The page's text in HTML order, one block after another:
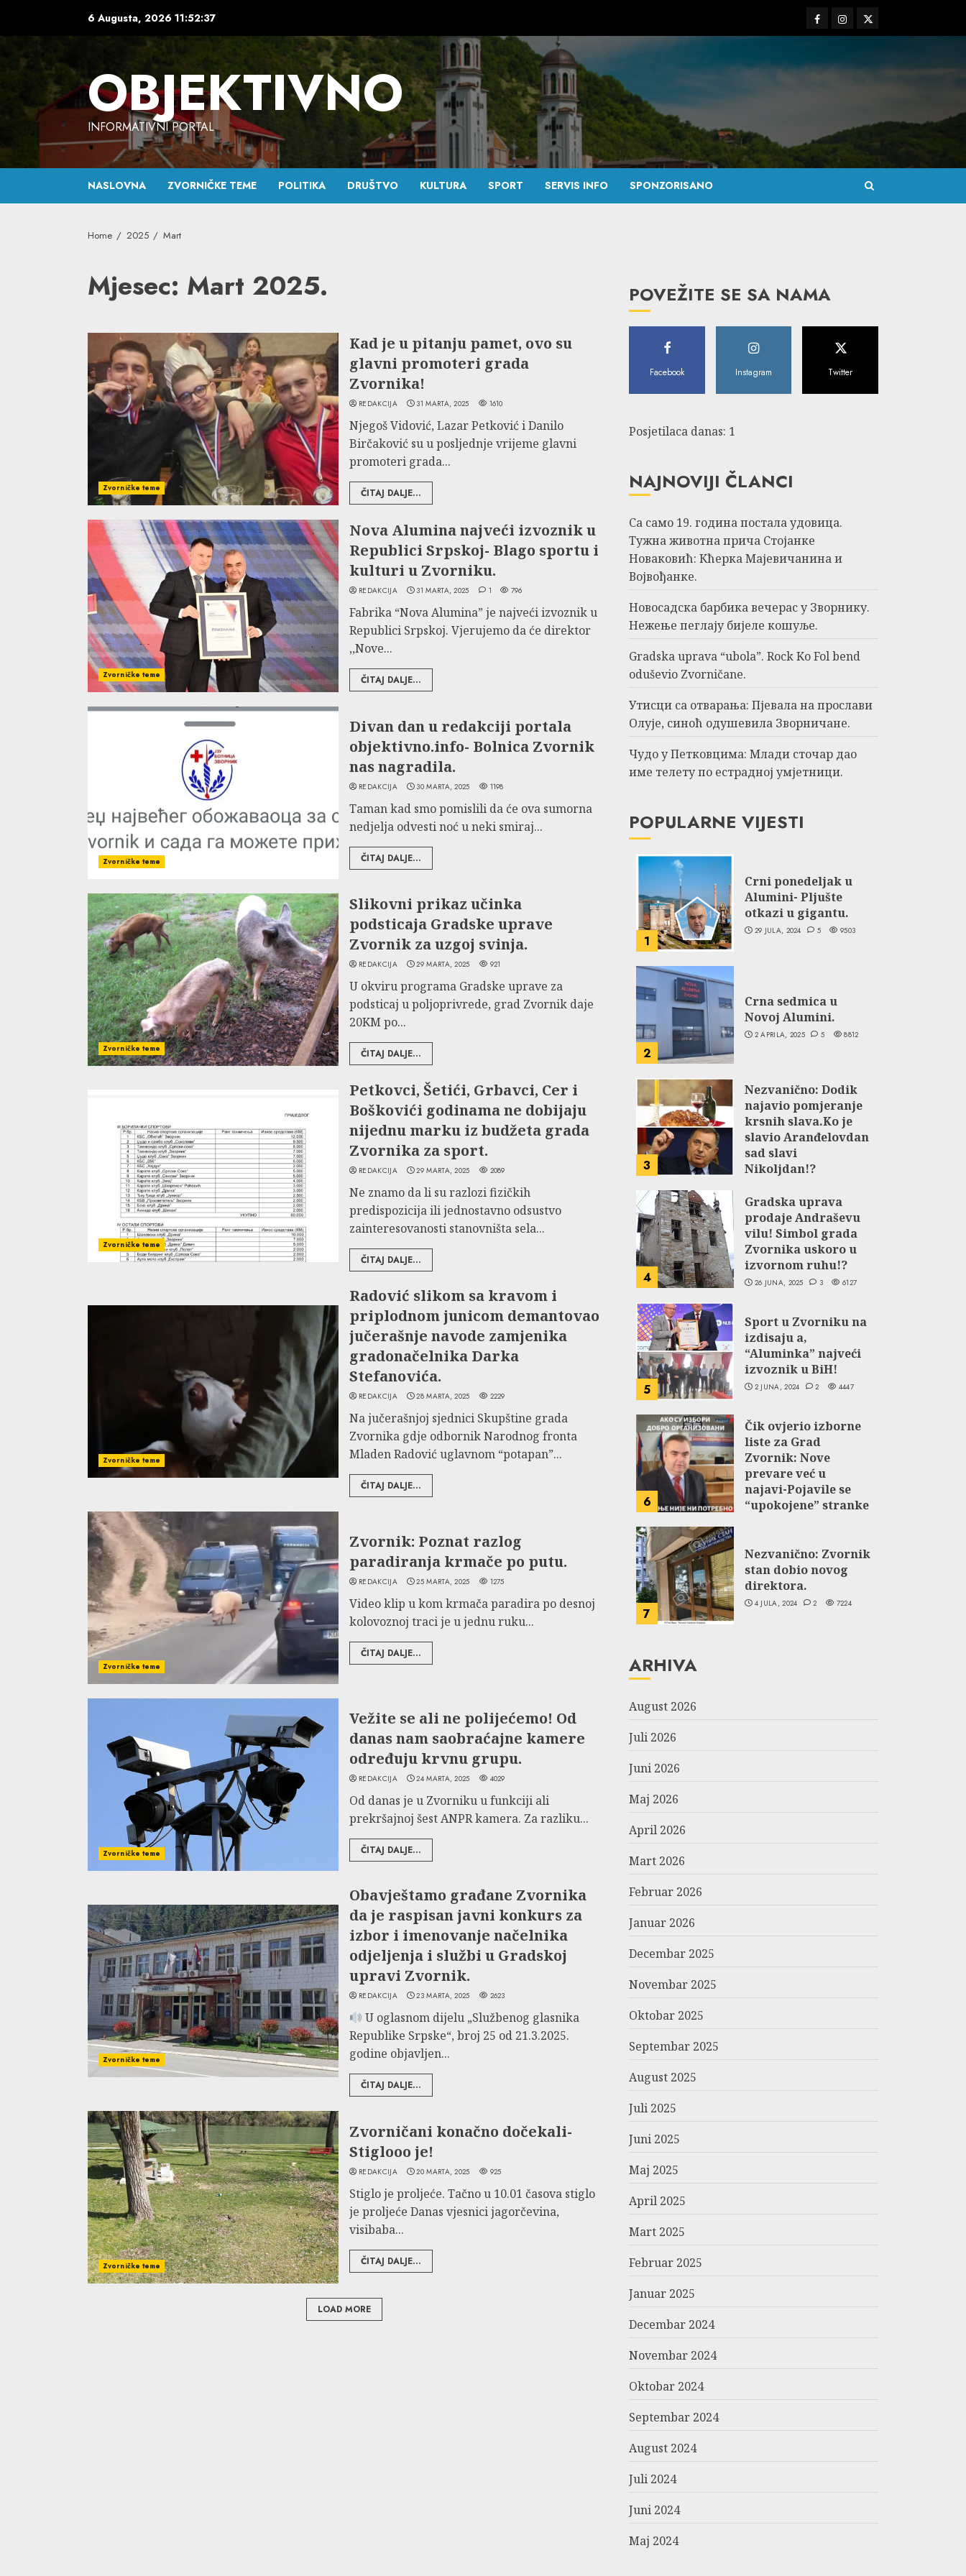
6 Augusta, 2026 11:52:38 FacebookInstagram
Twitter
OBJEKTIVNO
INFORMATIVNI PORTAL
NASLOVNA ZVORNIČKE TEME POLITIKA DRUŠTVO KULTURA SPORT SERVIS INFO SPONZORISANO
Home 2025 Mart
Mjesec: Mart 2025.
Zvorničke teme
Kad je u pitanju pamet, ovo su
glavni promoteri grada
Zvornika!
REDAKCIJA 31 MARTA, 2025 1610
Njegoš Vidović, Lazar Petković i Danilo
Birčaković su u posljednje vrijeme glavni
promoteri grada...
ČITAJ DALJE...
Zvorničke teme
Nova Alumina najveći izvoznik u
Republici Srpskoj- Blago sportu i
kulturi u Zvorniku.
REDAKCIJA 31 MARTA, 2025 1 796
Fabrika “Nova Alumina” je najveći izvoznik u
Republici Srpskoj. Vjerujemo da će direktor
,,Nove...
ČITAJ DALJE...
Zvorničke teme
Divan dan u redakciji portala
objektivno.info- Bolnica Zvornik
nas nagradila.
REDAKCIJA 30 MARTA, 2025 1198
Taman kad smo pomislili da će ova sumorna
nedjelja odvesti noć u neki smiraj...
ČITAJ DALJE...
Zvorničke teme
Slikovni prikaz učinka
podsticaja Gradske uprave
Zvornik za uzgoj svinja.
REDAKCIJA 29 MARTA, 2025 921
U okviru programa Gradske uprave za
podsticaj u poljoprivrede, grad Zvornik daje
20KM po...
ČITAJ DALJE...
Zvorničke teme
Petkovci, Šetići, Grbavci, Cer i
Boškovići godinama ne dobijaju
nijednu marku iz budžeta grada
Zvornika za sport.
REDAKCIJA 29 MARTA, 2025 2089
Ne znamo da li su razlozi fizičkih
predispozicija ili jednostavno odsustvo
zainteresovanosti stanovništa sela...
ČITAJ DALJE...
Zvorničke teme
Radović slikom sa kravom i
priplodnom junicom demantovao
jučerašnje navode zamjenika
gradonačelnika Darka
Stefanovića.
REDAKCIJA 28 MARTA, 2025 2229
Na jučerašnjoj sjednici Skupštine grada
Zvornika gdje odbornik Narodnog fronta
Mladen Radović uglavnom “potapan”...
ČITAJ DALJE...
Zvorničke teme
Zvornik: Poznat razlog
paradiranja krmače po putu.
REDAKCIJA 25 MARTA, 2025 1275
Video klip u kom krmača paradira po desnoj
kolovoznoj traci je u jednu ruku...
ČITAJ DALJE...
Zvorničke teme
Vežite se ali ne polijećemo! Od
danas nam saobraćajne kamere
određuju krvnu grupu.
REDAKCIJA 24 MARTA, 2025 4029
Od danas je u Zvorniku u funkciji ali
prekršajnoj šest ANPR kamera. Za razliku...
ČITAJ DALJE...
Zvorničke teme
Obavještamo građane Zvornika
da je raspisan javni konkurs za
izbor i imenovanje načelnika
odjeljenja i službi u Gradskoj
upravi Zvornik.
REDAKCIJA 23 MARTA, 2025 2623
U oglasnom dijelu „Službenog glasnika
Republike Srpske“, broj 25 od 21.3.2025.
godine objavljen...
ČITAJ DALJE...
Zvorničke teme
Zvorničani konačno dočekali-
Stiglooo je!
REDAKCIJA 20 MARTA, 2025 925
Stiglo je proljeće. Tačno u 10.01 časova stiglo
je proljeće Danas vjesnici jagorčevina,
visibaba...
ČITAJ DALJE...
LOAD MORE
POVEŽITE SE SA NAMA
Facebook Instagram Twitter
Posjetilaca danas: 1
NAJNOVIJI ČLANCI
Са само 19. година постала удовица.
Тужна животна прича Стојанке
Новаковић: Кћерка Мајевичанина и
Војвођанке.
Новосадска барбика вечерас у Зворнику.
Нежење пеглају бијеле кошуље.
Gradska uprava “ubola”. Rock Ko Fol bend
oduševio Zvorničane.
Утисци са отварања: Пјевала на прослави
Олује, синоћ одушевила Зворничане.
Чудо у Петковцима: Млади сточар дао
име телету по естрадној умјетници.
POPULARNE VIJESTI
1
Crni ponedeljak u
Alumini- Pljušte
otkazi u gigantu.
29 JULA, 2024 5 9503
2
Crna sedmica u
Novoj Alumini.
2 APRILA, 2025 5 8812
3
Nezvanično: Dodik
najavio pomjeranje
krsnih slava.Ko je
slavio Aranđelovdan
sad slavi
Nikoljdan!?
4
Gradska uprava
prodaje Andraševu
vilu! Simbol grada
Zvornika uskoro u
izvornom ruhu!?
26 JUNA, 2025 3 6127
5
Sport u Zvorniku na
izdisaju a,
“Aluminka” najveći
izvoznik u BiH!
2 JUNA, 2024 2 4447
6
Čik ovjerio izborne
liste za Grad
Zvornik: Nove
prevare već u
najavi-Pojavile se
“upokojene” stranke
27 JUNA, 2024 2 5048
7
Nezvanično: Zvornik
stan dobio novog
direktora.
4 JULA, 2024 2 7224
ARHIVA
August 2026
Juli 2026
Juni 2026
Maj 2026
April 2026
Mart 2026
Februar 2026
Januar 2026
Decembar 2025
Novembar 2025
Oktobar 2025
Septembar 2025
August 2025
Juli 2025
Juni 2025
Maj 2025
April 2025
Mart 2025
Februar 2025
Januar 2025
Decembar 2024
Novembar 2024
Oktobar 2024
Septembar 2024
August 2024
Juli 2024
Juni 2024
Maj 2024